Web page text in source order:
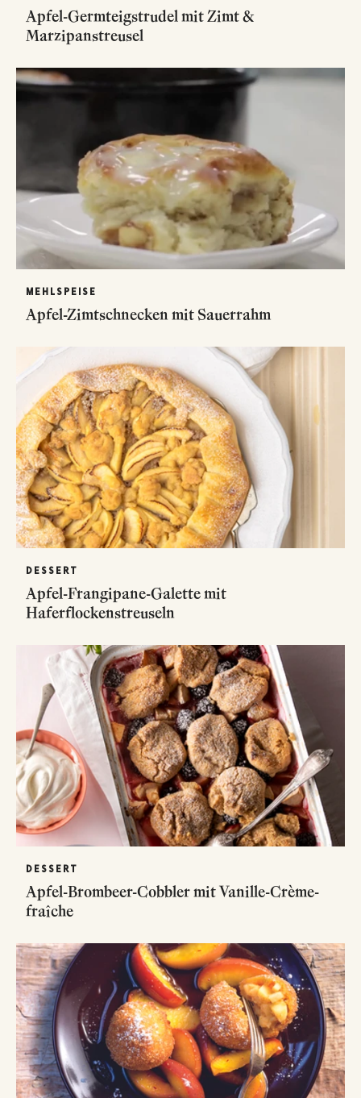
Apfel-Germteigstrudel mit Zimt &
Marzipanstreusel
MEHLSPEISE
Apfel-Zimtschnecken mit Sauerrahm
DESSERT
Apfel-Frangipane-Galette mit
Haferflockenstreuseln
DESSERT
Apfel-Brombeer-Cobbler mit Vanille-Crème-
fraîche